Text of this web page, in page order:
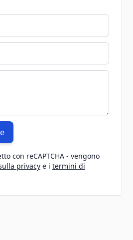
con reCAPTCHA - vengono
privacy e i termini di